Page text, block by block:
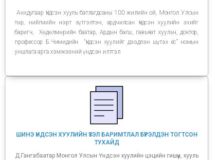
Анхдугаар Үндсэн хууль батлагдсаны 100 жилийн ой, Монгол Улсын
төр, нийгмийн нэрт зүтгэлтэн, ардчилсан Үндсэн хуулийн эхийг
баригч, Хөдөлмөрийн баатар, Ардын багш, гавьяат хуульч, доктор,
профессор Б.Чимидийн “Үндсэн хуулийг дээдлэн шүтэх ёс” номын
уншлага арга хэмжээний үндсэн илтгэл
ШИНЭ ҮНДСЭН ХУУЛИЙН ҮЗЭЛ БАРИМТЛАЛ БҮРЭЛДЭН ТОГТСОН
ТУХАЙД
Д.Гангабаатар Монгол Улсын Үндсэн хуулийн цэцийн гишүүн, хууль